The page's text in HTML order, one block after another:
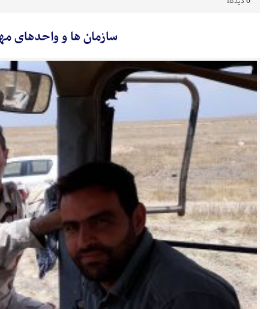
سازمان ها و